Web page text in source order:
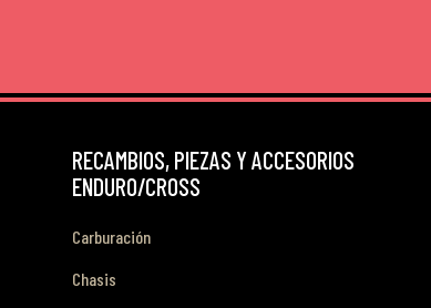
RECAMBIOS, PIEZAS Y ACCESORIOS
ENDURO/CROSS
Carburación
Chasis